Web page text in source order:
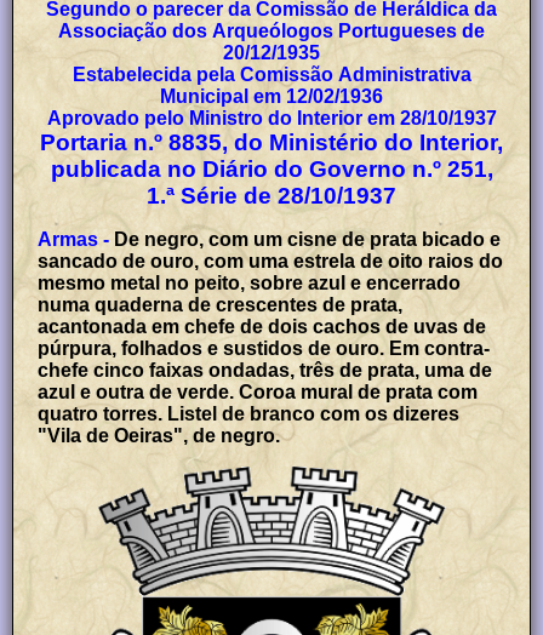
Segundo o parecer da Comissão de Heráldica da
Associação dos Arqueólogos Portugueses de
20/12/1935
Estabelecida pela Comissão Administrativa
Municipal em 12/02/1936
Aprovado pelo Ministro do Interior em 28/10/1937
Portaria n.º 8835, do Ministério do Interior,
publicada no Diário do Governo n.º 251,
1.ª Série de 28/10/1937
Armas - De negro, com um cisne de prata bicado e
sancado de ouro, com uma estrela de oito raios do
mesmo metal no peito, sobre azul e encerrado
numa quaderna de crescentes de prata,
acantonada em chefe de dois cachos de uvas de
púrpura, folhados e sustidos de ouro. Em contra-
chefe cinco faixas ondadas, três de prata, uma de
azul e outra de verde. Coroa mural de prata com
quatro torres. Listel de branco com os dizeres
"Vila de Oeiras", de negro.